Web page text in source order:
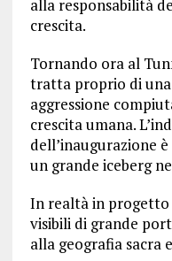
alla responsabilità
crescita.
Tornando ora al
tratta proprio di
aggressione
crescita umana.
dell’inaugurazione
un grande iceberg
In realtà in
visibili di grande
alla geografia sacra